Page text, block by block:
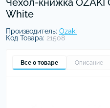
Чехол-книжка OZAKI
White
Производитель: Ozaki
Код Товара: 21508
Все о товаре Описание